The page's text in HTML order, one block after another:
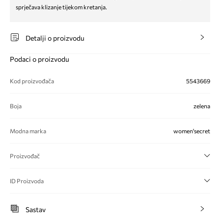
sprječava klizanje tijekom kretanja.
Detalji o proizvodu
Podaci o proizvodu
Kod proizvođača 5543669
Boja zelena
Modna marka women'secret
Proizvođač
ID Proizvoda
Sastav